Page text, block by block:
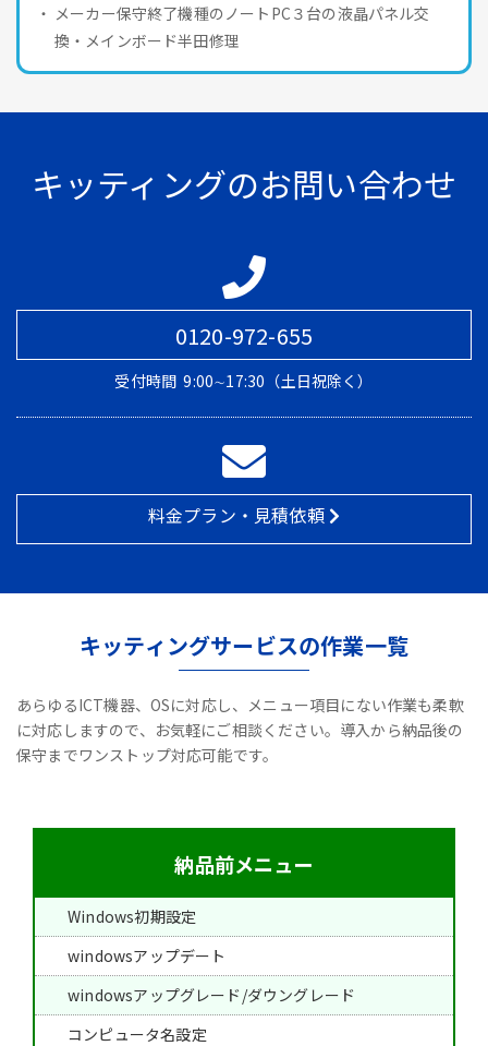
メーカー保守終了機種のノートPC３台の液晶パネル交
換・メインボード半田修理
キッティングのお問い合わせ
0120-972-655
受付時間 9:00∼17:30（土日祝除く）
料金プラン・見積依頼
キッティングサービスの作業一覧
あらゆるICT機器、OSに対応し、メニュー項目にない作業も柔軟
に対応しますので、お気軽にご相談ください。導入から納品後の
保守までワンストップ対応可能です。
納品前メニュー
Windows初期設定
windowsアップデート
windowsアップグレード/ダウングレード
コンピュータ名設定